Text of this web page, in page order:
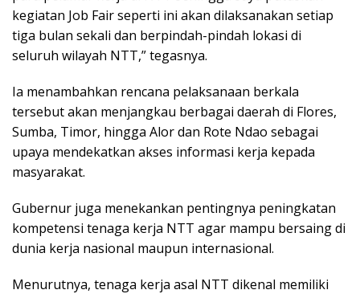
kegiatan Job Fair seperti ini akan dilaksanakan setiap
tiga bulan sekali dan berpindah-pindah lokasi di
seluruh wilayah NTT,” tegasnya.
Ia menambahkan rencana pelaksanaan berkala
tersebut akan menjangkau berbagai daerah di Flores,
Sumba, Timor, hingga Alor dan Rote Ndao sebagai
upaya mendekatkan akses informasi kerja kepada
masyarakat.
Gubernur juga menekankan pentingnya peningkatan
kompetensi tenaga kerja NTT agar mampu bersaing di
dunia kerja nasional maupun internasional.
Menurutnya, tenaga kerja asal NTT dikenal memiliki